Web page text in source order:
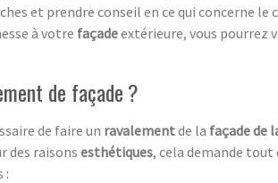
et prendre conseil en ce qui concerne
à votre façadeextérieure, vous pourrez
de façade ?
de faire un ravalementde la façade de
des raisons esthétiques, cela demande tout
: